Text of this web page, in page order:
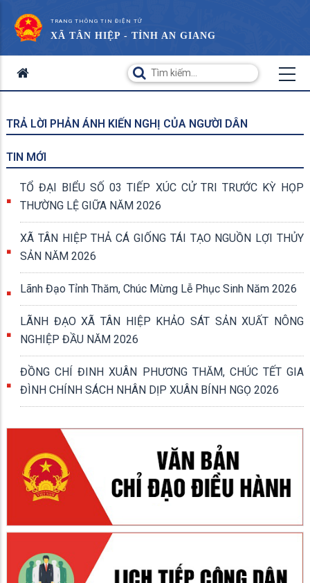
TRANG THÔNG TIN ĐIỆN TỬ
XÃ TÂN HIỆP - TỈNH AN GIANG
TRẢ LỜI PHẢN ÁNH KIẾN NGHỊ CỦA NGƯỜI DÂN
TIN MỚI
TỔ ĐẠI BIỂU SỐ 03 TIẾP XÚC CỬ TRI TRƯỚC KỲ HỌP
THƯỜNG LỆ GIỮA NĂM 2026
XÃ TÂN HIỆP THẢ CÁ GIỐNG TÁI TẠO NGUỒN LỢI THỦY
SẢN NĂM 2026
Lãnh Đạo Tỉnh Thăm, Chúc Mừng Lễ Phục Sinh Năm 2026
LÃNH ĐẠO XÃ TÂN HIỆP KHẢO SÁT SẢN XUẤT NÔNG
NGHIỆP ĐẦU NĂM 2026
ĐỒNG CHÍ ĐINH XUÂN PHƯƠNG THĂM, CHÚC TẾT GIA
ĐÌNH CHÍNH SÁCH NHÂN DỊP XUÂN BÍNH NGỌ 2026